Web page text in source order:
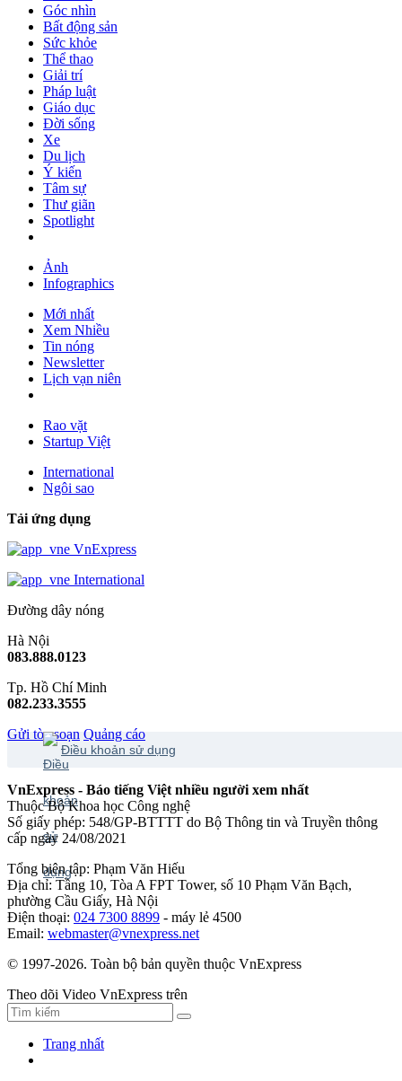
Góc nhìn
Bất động sản
Sức khỏe
Thể thao
Giải trí
Pháp luật
Giáo dục
Đời sống
Xe
Du lịch
Ý kiến
Tâm sự
Thư giãn
Spotlight
Ảnh
Infographics
Mới nhất
Xem Nhiều
Tin nóng
Newsletter
Lịch vạn niên
Rao vặt
Startup Việt
International
Ngôi sao
Tải ứng dụng
VnExpress
International
Đường dây nóng
Hà Nội
083.888.0123
Tp. Hồ Chí Minh
082.233.3555
Gửi tòa soạn Quảng cáo
Điều khoản sử dụng
VnExpress - Báo tiếng Việt nhiều người xem nhất
Thuộc Bộ Khoa học Công nghệ
Số giấy phép: 548/GP-BTTTT do Bộ Thông tin và Truyền thông
cấp ngày 24/08/2021
Tổng biên tập: Phạm Văn Hiếu
Địa chỉ: Tầng 10, Tòa A FPT Tower, số 10 Phạm Văn Bạch,
phường Cầu Giấy, Hà Nội
Điện thoại: 024 7300 8899 - máy lẻ 4500
Email: webmaster@vnexpress.net
© 1997-2026. Toàn bộ bản quyền thuộc VnExpress
Theo dõi Video VnExpress trên
Trang nhất